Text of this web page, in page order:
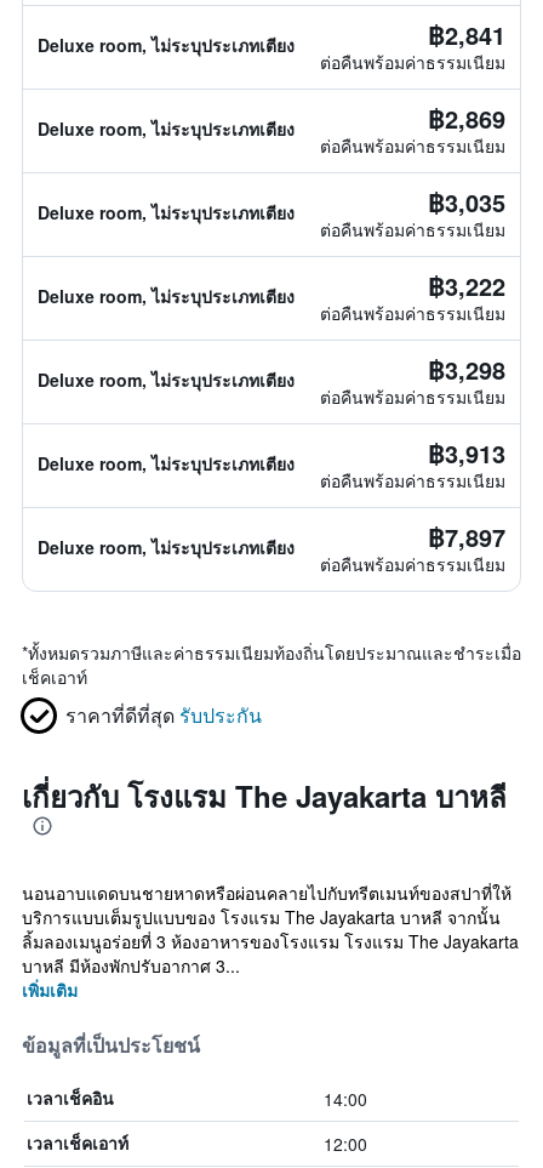
Deluxe room, ไม่ระบุประเภทเตียง ฿2,841
ต่อคืนพร้อมค่าธรรมเนียม
Deluxe room, ไม่ระบุประเภทเตียง ฿2,869
ต่อคืนพร้อมค่าธรรมเนียม
Deluxe room, ไม่ระบุประเภทเตียง ฿3,035
ต่อคืนพร้อมค่าธรรมเนียม
Deluxe room, ไม่ระบุประเภทเตียง ฿3,222
ต่อคืนพร้อมค่าธรรมเนียม
Deluxe room, ไม่ระบุประเภทเตียง ฿3,298
ต่อคืนพร้อมค่าธรรมเนียม
Deluxe room, ไม่ระบุประเภทเตียง ฿3,913
ต่อคืนพร้อมค่าธรรมเนียม
Deluxe room, ไม่ระบุประเภทเตียง ฿7,897
ต่อคืนพร้อมค่าธรรมเนียม
*ทั้งหมดรวมภาษีและค่าธรรมเนียมท้องถิ่นโดยประมาณและชำระเมื่อ
เช็คเอาท์
ราคาที่ดีที่สุด รับประกัน
เกี่ยวกับ โรงแรม The Jayakarta บาหลี
นอนอาบแดดบนชายหาดหรือผ่อนคลายไปกับทรีตเมนท์ของสปาที่ให้
บริการแบบเต็มรูปแบบของ โรงแรม The Jayakarta บาหลี จากนั้น
ลิ้มลองเมนูอร่อยที่ 3 ห้องอาหารของโรงแรม โรงแรม The Jayakarta
บาหลี มีห้องพักปรับอากาศ 3...
เพิ่มเติม
ข้อมูลที่เป็นประโยชน์
เวลาเช็คอิน 14:00
เวลาเช็คเอาท์ 12:00